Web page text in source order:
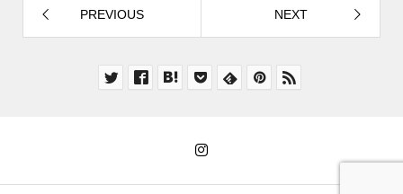
PREVIOUS NEXT